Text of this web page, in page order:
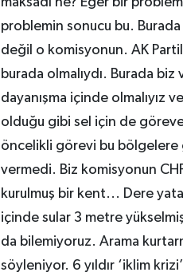
problemin sonucu bu.
değil o komisyonun. AK
burada olmalıydı. Burada biz
dayanışma içinde olmalıyız
olduğu gibi sel için de
öncelikli görevi bu bölgelere
vermedi. Biz komisyonun
kurulmuş bir kent... Dere
içinde sular 3 metre
da bilemiyoruz. Arama
söyleniyor. 6 yıldır ‘iklim